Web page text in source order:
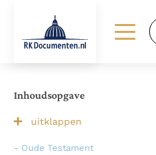
Lezen
Bijbel
Inhoudsopgave
uitklappen
- Oude Testament